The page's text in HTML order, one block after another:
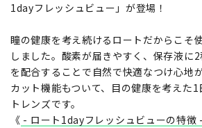
1dayフレッシュビュー」が登場！
瞳の健康を考え続けるロートだからこそ
しました。酸素が届きやすく、保存液に
を配合することで自然で快適なつけ心地
カット機能もついて、目の健康を考えた
トレンズです。
《 - ロート1dayフレッシュビューの特徴 -